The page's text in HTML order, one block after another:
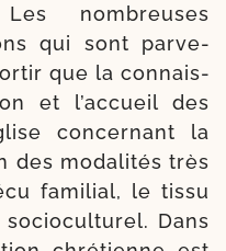
nom­breuses
qui sont par­ve­
que la connais­
et l’accueil des
concer­nant la
des moda­li­tés très
fami­lial, le tis­su
Dans